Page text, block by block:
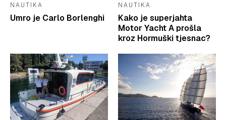
NAUTIKA
Umro je Carlo Borlenghi
NAUTIKA
Kako je superjahta
Motor Yacht A prošla
kroz Hormuški tjesnac?